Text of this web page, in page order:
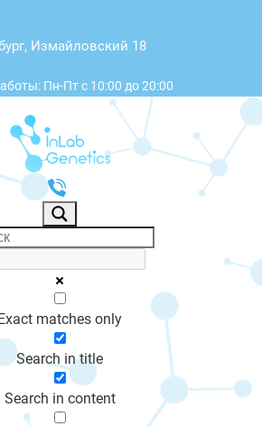
Измайловский 18
Пн-Пт с 10:00 до 20:00
Exact matches only
Search in title
Search in content